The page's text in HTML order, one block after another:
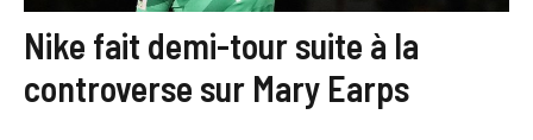
Nike fait demi-tour suite à la
controverse sur Mary Earps